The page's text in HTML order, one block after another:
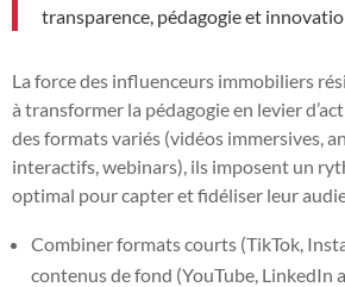
transparence, pédagogie et
La force des influenceurs immobiliers
à transformer la pédagogie en levier
des formats variés (vidéos immersives,
interactifs, webinars), ils imposent un
optimal pour capter et fidéliser leur
Combiner formats courts (TikTok,
contenus de fond (YouTube, LinkedIn